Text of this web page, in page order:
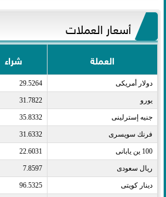
أسعار العملات
العملة شراء
دولار أمريكى​ 29.5264
يورو​ 31.7822
جنيه إسترلينى​ 35.8332
فرنك سويسرى​ 31.6332
100 ين يابانى​ 22.6031
ريال سعودى​ 7.8597
دينار كويتى​ 96.5325